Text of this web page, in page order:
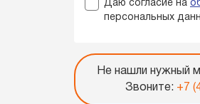
Даю согласие на
персональных
Не нашли нужный
Звоните: +7